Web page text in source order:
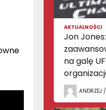
AKTUALNOŚCI
Jon
na galę
ANDRZEJ